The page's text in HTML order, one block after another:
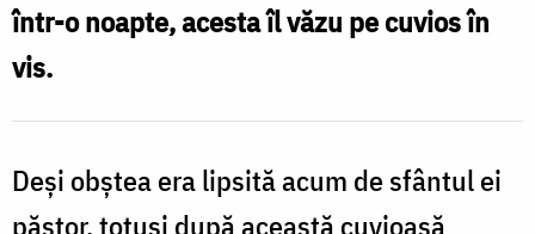
într-o noapte, acesta îl văzu pe cuvios în
vis.
Deşi obştea era lipsită acum de sfântul ei
păstor, totuşi după această cuvioasă